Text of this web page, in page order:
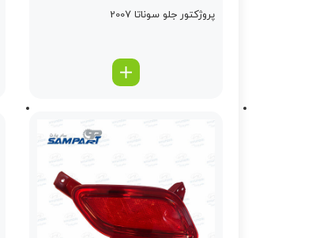
پروژکتور جلو سوناتا 2007